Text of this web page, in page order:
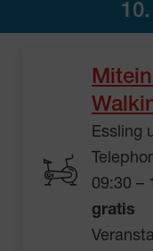
Essling
09:30 –
gratis